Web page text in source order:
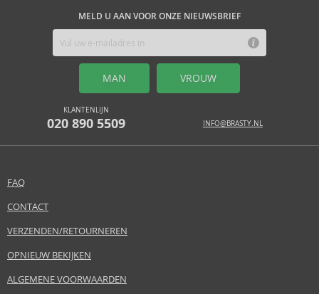
MELD U AAN VOOR ONZE NIEUWSBRIEF
MAN VROUW
KLANTENLIJN
020 890 5509 INFO@BRASTY.NL
FAQ
CONTACT
VERZENDEN/RETOURNEREN
OPNIEUW BEKIJKEN
ALGEMENE VOORWAARDEN